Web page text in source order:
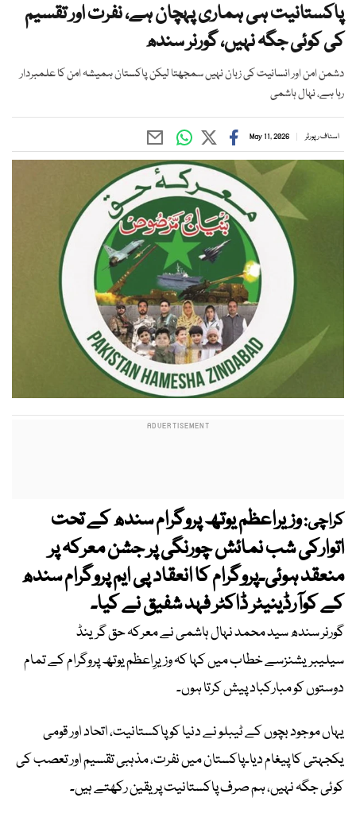
پاکستانیت ہی ہماری پہچان ہے، نفرت اور تقسیم
کی کوئی جگہ نہیں، گورنر سندھ
دشمن امن اور انسانیت کی زبان نہیں سمجھتا لیکن پاکستان ہمیشہ امن کا علمبردار
رہا ہے، نہال ہاشمی
اسٹاف رپورٹر May 11, 2026
کراچی:وزیراعظم یوتھ پروگرام سندھ کے تحت
اتوارکی شب نمائش چورنگی پر جشن معرکہ پر
منعقد ہوئی۔پروگرام کا انعقاد پی ایم پروگرام سندھ
کے کوآرڈینیٹر ڈاکٹر فہد شفیق نے کیا۔
گورنر سندھ سید محمد نہال ہاشمی نے معرکہ حق گرینڈ
سیلیبریشنزسے خطاب میں کہا کہ وزیرِاعظم یوتھ پروگرام کے تمام
دوستوں کو مبارکباد پیش کرتا ہوں۔
یہاں موجود بچوں کے ٹیبلو نے دنیا کو پاکستانیت، اتحاد اور قومی
یکجہتی کا پیغام دیا۔پاکستان میں نفرت، مذہبی تقسیم اور تعصب کی
کوئی جگہ نہیں، ہم صرف پاکستانیت پر یقین رکھتے ہیں۔